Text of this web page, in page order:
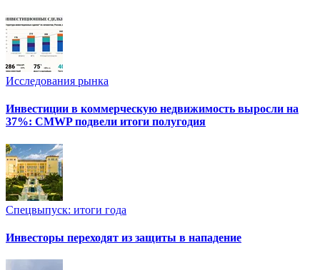
Исследования рынка
Инвестиции в коммерческую недвижимость выросли на
37%: CMWP подвели итоги полугодия
Спецвыпуск: итоги года
Инвесторы переходят из защиты в нападение